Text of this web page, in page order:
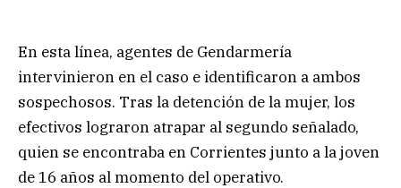
En esta línea, agentes de Gendarmería
intervinieron en el caso e identificaron a ambos
sospechosos. Tras la detención de la mujer, los
efectivos lograron atrapar al segundo señalado,
quien se encontraba en Corrientes junto a la joven
de 16 años al momento del operativo.